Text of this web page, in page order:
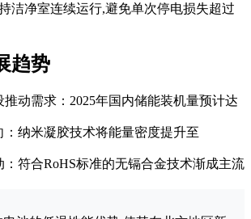
洁净室连续运行,避免单次停电损失超过
趋势
推动需求：2025年国内储能装机量预计达
：纳米凝胶技术将能量密度提升至
：符合RoHS标准的无镉合金技术渐成主流